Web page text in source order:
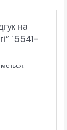
на
15541-